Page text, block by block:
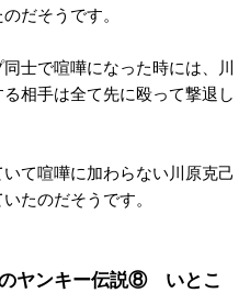
だそうです。
士で喧嘩になった時には、川
相手は全て先に殴って撃退し
て喧嘩に加わらない川原克己
たのだそうです。
ヤンキー伝説⑧ いとこ